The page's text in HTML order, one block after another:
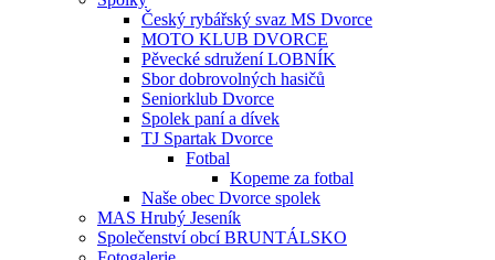
Český rybářský svaz MS Dvorce
MOTO KLUB DVORCE
Pěvecké sdružení LOBNÍK
Sbor dobrovolných hasičů
Seniorklub Dvorce
Spolek paní a dívek
TJ Spartak Dvorce
Fotbal
Kopeme za fotbal
Naše obec Dvorce spolek
MAS Hrubý Jeseník
Společenství obcí BRUNTÁLSKO